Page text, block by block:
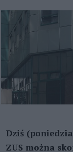
Dziś
ZUS można